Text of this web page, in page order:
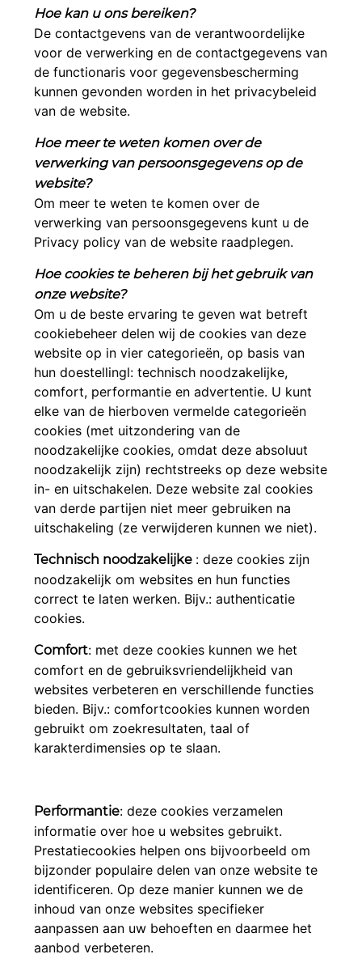
Hoe kan u ons bereiken?
De contactgevens van de verantwoordelijke
voor de verwerking en de contactgegevens van
de functionaris voor gegevensbescherming
kunnen gevonden worden in het privacybeleid
van de website.
Hoe meer te weten komen over de
verwerking van persoonsgegevens op de
website?
Om meer te weten te komen over de
verwerking van persoonsgegevens kunt u de
Privacy policy van de website raadplegen.
Hoe cookies te beheren bij het gebruik van
onze website?
Om u de beste ervaring te geven wat betreft
cookiebeheer delen wij de cookies van deze
website op in vier categorieën, op basis van
hun doestellingl: technisch noodzakelijke,
comfort, performantie en advertentie. U kunt
elke van de hierboven vermelde categorieën
cookies (met uitzondering van de
noodzakelijke cookies, omdat deze absoluut
noodzakelijk zijn) rechtstreeks op deze website
in- en uitschakelen. Deze website zal cookies
van derde partijen niet meer gebruiken na
uitschakeling (ze verwijderen kunnen we niet).
Technisch noodzakelijke : deze cookies zijn
noodzakelijk om websites en hun functies
correct te laten werken. Bijv.: authenticatie
cookies.
Comfort: met deze cookies kunnen we het
comfort en de gebruiksvriendelijkheid van
websites verbeteren en verschillende functies
bieden. Bijv.: comfortcookies kunnen worden
gebruikt om zoekresultaten, taal of
karakterdimensies op te slaan.
Performantie: deze cookies verzamelen
informatie over hoe u websites gebruikt.
Prestatiecookies helpen ons bijvoorbeeld om
bijzonder populaire delen van onze website te
identificeren. Op deze manier kunnen we de
inhoud van onze websites specifieker
aanpassen aan uw behoeften en daarmee het
aanbod verbeteren.